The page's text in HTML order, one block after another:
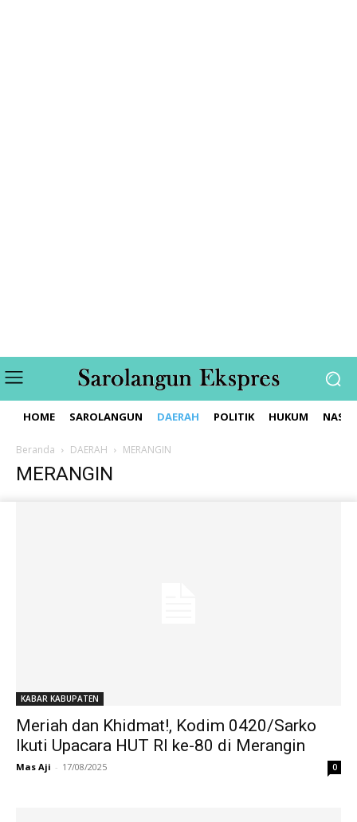
HOME SAROLANGUN DAERAH POLITIK HUKUM
Beranda DAERAH MERANGIN
MERANGIN
KABAR KABUPATEN
Meriah dan Khidmat!, Kodim 0420/Sarko
Ikuti Upacara HUT RI ke-80 di Merangin
Mas Aji - 17/08/2025 0